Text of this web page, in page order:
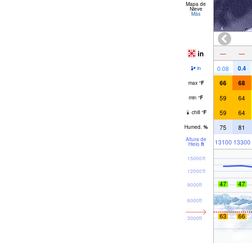
Mapa de
Nieve
Más
in — —
in 0.08 0.4
max °F 66 68
min °F 59 64
chill °F 59 64
Humed. % 75 81
Altura de
Hielo ft 13100 13300
3000ft
6000ft
9000ft
12000ft
15000ft
47 47
63 66